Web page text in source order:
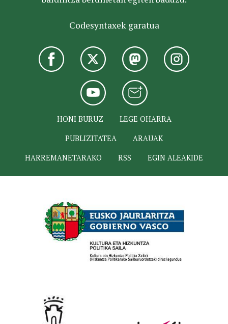
Codesyntaxek garatua
HONI BURUZ
LEGE OHARRA
PUBLIZITATEA
ARAUAK
HARREMANETARAKO
RSS EGIN ALEAKIDE